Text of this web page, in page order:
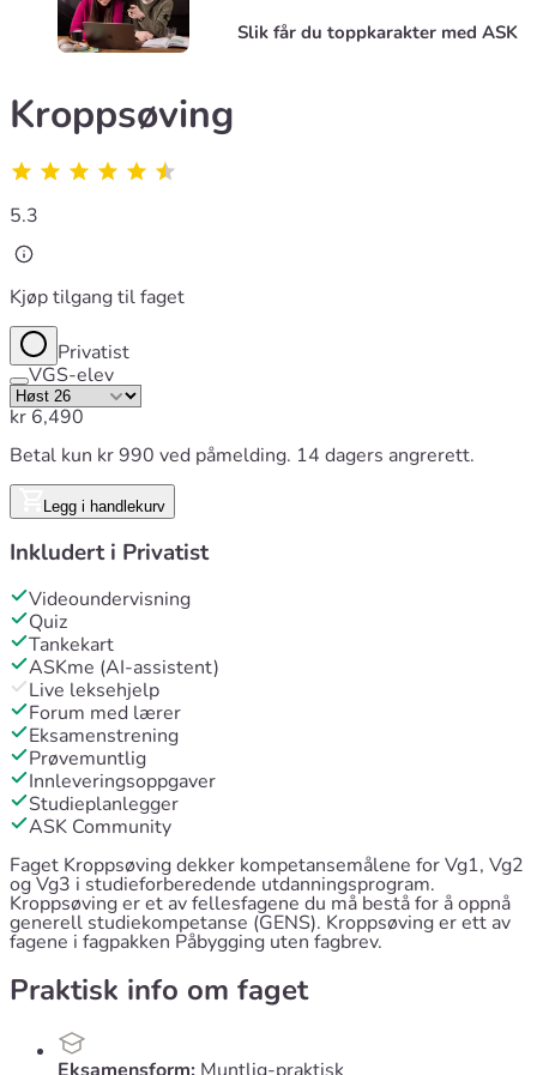
Slik får du toppkarakter med ASK
Kroppsøving
5.3
Kjøp tilgang til faget
Privatist
VGS-elev
kr 6,490
Betal kun kr 990 ved påmelding. 14 dagers angrerett.
Legg i handlekurv
Inkludert i Privatist
Videoundervisning
Quiz
Tankekart
ASKme (AI-assistent)
Live leksehjelp
Forum med lærer
Eksamenstrening
Prøvemuntlig
Innleveringsoppgaver
Studieplanlegger
ASK Community
Faget Kroppsøving dekker kompetansemålene for Vg1, Vg2
og Vg3 i studieforberedende utdanningsprogram.
Kroppsøving er et av fellesfagene du må bestå for å oppnå
generell studiekompetanse (GENS). Kroppsøving er ett av
fagene i fagpakken Påbygging uten fagbrev.
Praktisk info om faget